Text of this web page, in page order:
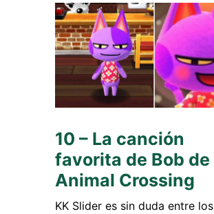
10 – La canción
favorita de Bob de
Animal Crossing
KK Slider es sin duda entre los